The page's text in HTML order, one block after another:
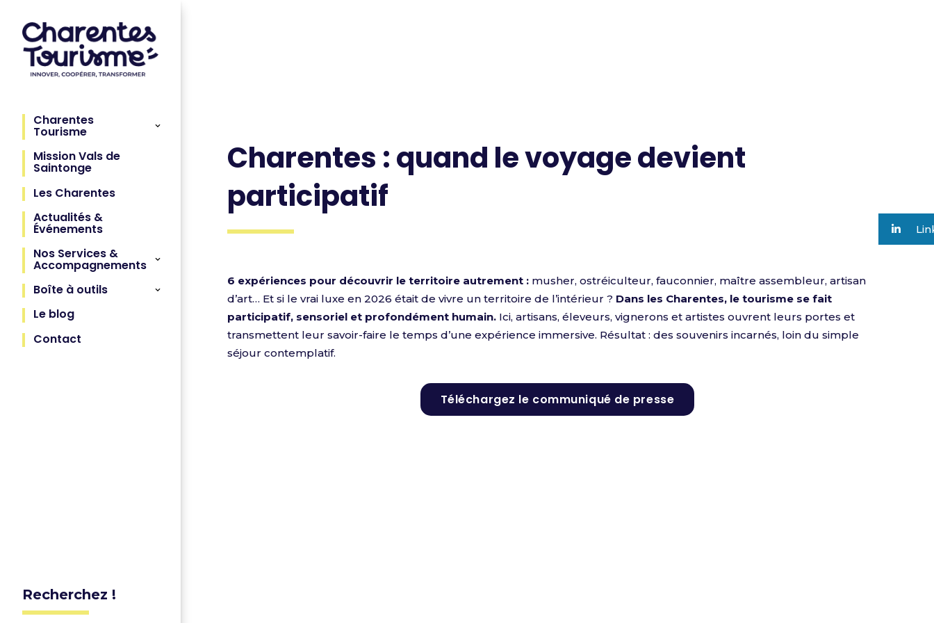
Charentes
Tourisme
Mission Vals de
Saintonge
Les Charentes
Actualités &
Événements
Nos Services &
Accompagnements
Boîte à outils
Le blog
Contact
Recherchez !
Charentes : quand le voyage devient
participatif
6 expériences pour découvrir le territoire autrement : musher, ostréiculteur, fauconnier, maître assembleur, artisan
d’art… Et si le vrai luxe en 2026 était de vivre un territoire de l’intérieur ? Dans les Charentes, le tourisme se fait
participatif, sensoriel et profondément humain. Ici, artisans, éleveurs, vignerons et artistes ouvrent leurs portes et
transmettent leur savoir-faire le temps d’une expérience immersive. Résultat : des souvenirs incarnés, loin du simple
séjour contemplatif.
Téléchargez le communiqué de presse